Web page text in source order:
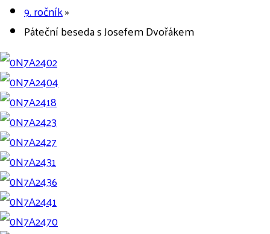
9. ročník»
Páteční beseda s Josefem Dvořákem